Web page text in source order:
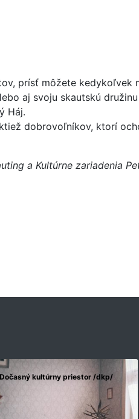
prísť môžete kedykoľvek
aj svoju skautskú
Háj.
dobrovoľníkov, ktorí
a Kultúrne zariadenia
kultúrny priestor /dkp/